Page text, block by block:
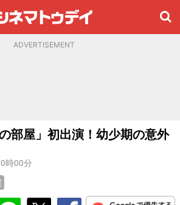
ADVERTISEMENT
部屋」初出演！幼少期の意外
時00分